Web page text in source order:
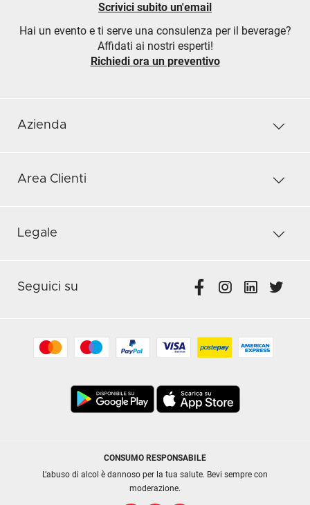
Scrivici subito un'email
Hai un evento e ti serve una consulenza per il beverage?
Affidati ai nostri esperti!
Richiedi ora un preventivo
Azienda
Area Clienti
Legale
Seguici su
CONSUMO RESPONSABILE
L’abuso di alcol è dannoso per la tua salute. Bevi sempre con
moderazione.